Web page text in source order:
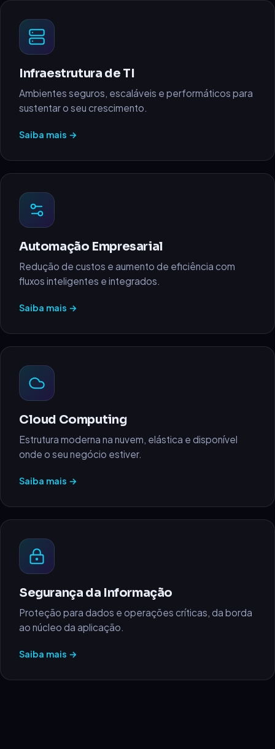
Infraestrutura de TI
Ambientes seguros, escaláveis e performáticos para
sustentar o seu crescimento.
Saiba mais →
Automação Empresarial
Redução de custos e aumento de eficiência com
fluxos inteligentes e integrados.
Saiba mais →
Cloud Computing
Estrutura moderna na nuvem, elástica e disponível
onde o seu negócio estiver.
Saiba mais →
Segurança da Informação
Proteção para dados e operações críticas, da borda
ao núcleo da aplicação.
Saiba mais →